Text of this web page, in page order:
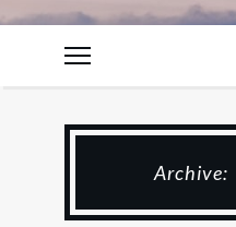
Archive: